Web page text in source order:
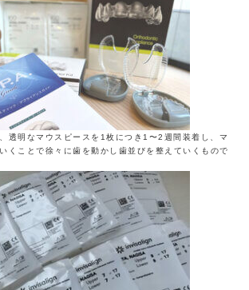
透明なマウスピースを1枚につき1〜2週間装着し、マ
くことで徐々に歯を動かし歯並びを整えていくもので